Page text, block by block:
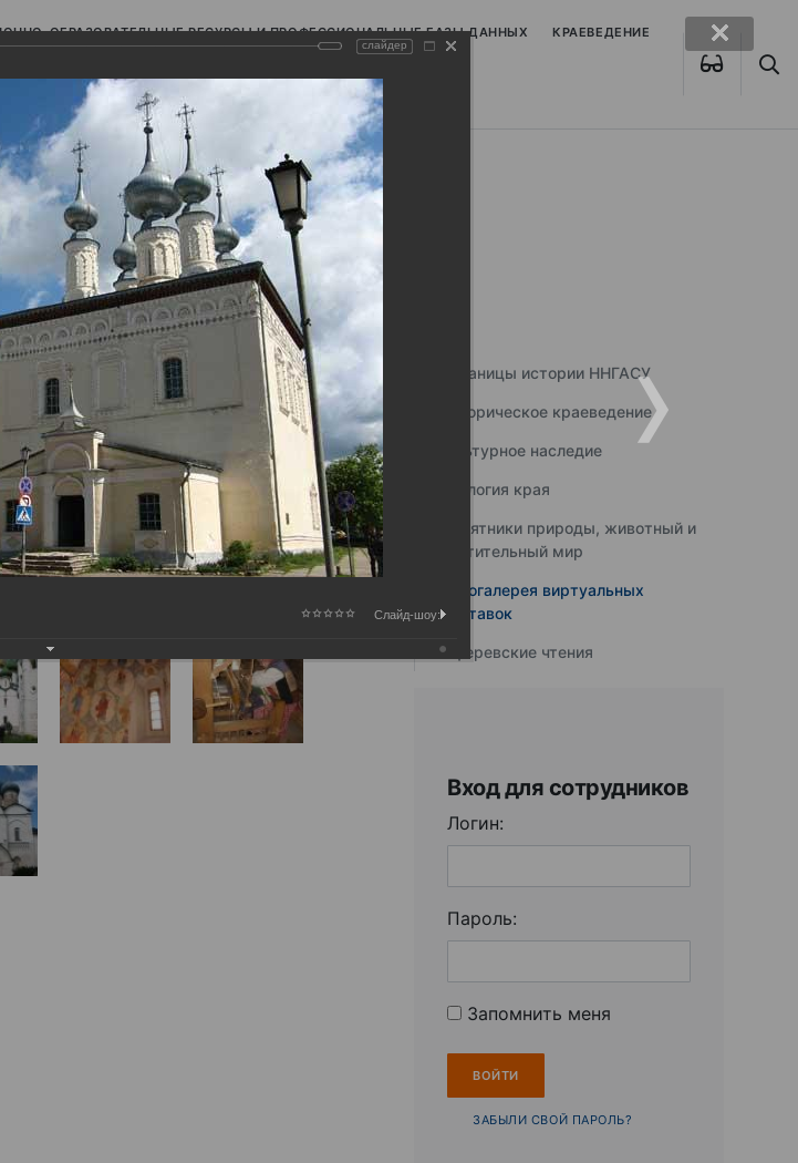
ОБРАЗОВАТЕЛЬНЫЕ РЕСУРСЫ И ПРОФЕССИОНАЛЬНЫЕ БАЗЫ ДАННЫХ КРАЕВЕДЕНИЕ
Страницы истории ННГАСУ
Историческое краеведение
Культурное наследие
Экология края
Памятники природы, животный и
растительный мир
Фотогалерея виртуальных
выставок
Юферевские чтения
Вход для сотрудников
Логин:
Пароль:
Запомнить меня
ЗАБЫЛИ СВОЙ ПАРОЛЬ?
слайдер
Слайд-шоу: